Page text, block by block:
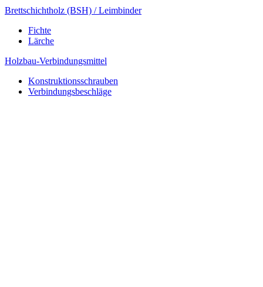
Brettschichtholz (BSH) / Leimbinder
Fichte
Lärche
Holzbau-Verbindungsmittel
Konstruktionsschrauben
Verbindungsbeschläge